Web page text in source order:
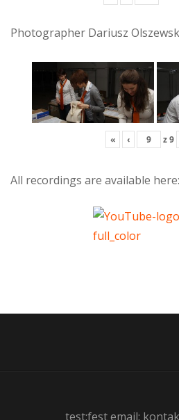
Photographer Dariusz
« ‹ z9
All recordings are available here:
test:fest email: